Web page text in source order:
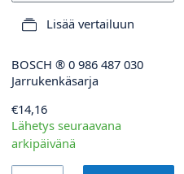
Lisää vertailuun
BOSCH ® 0 986 487 030
Jarrukenkäsarja
€14,16
Lähetys seuraavana
arkipäivänä